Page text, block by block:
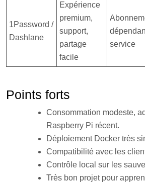
1Password /
Dashlane
Expérience
premium,
support,
partage
facile
service
Points forts
Consommation modeste,
Raspberry Pi récent.
Déploiement Docker très
Compatibilité avec les
Contrôle local sur les
Très bon projet pour